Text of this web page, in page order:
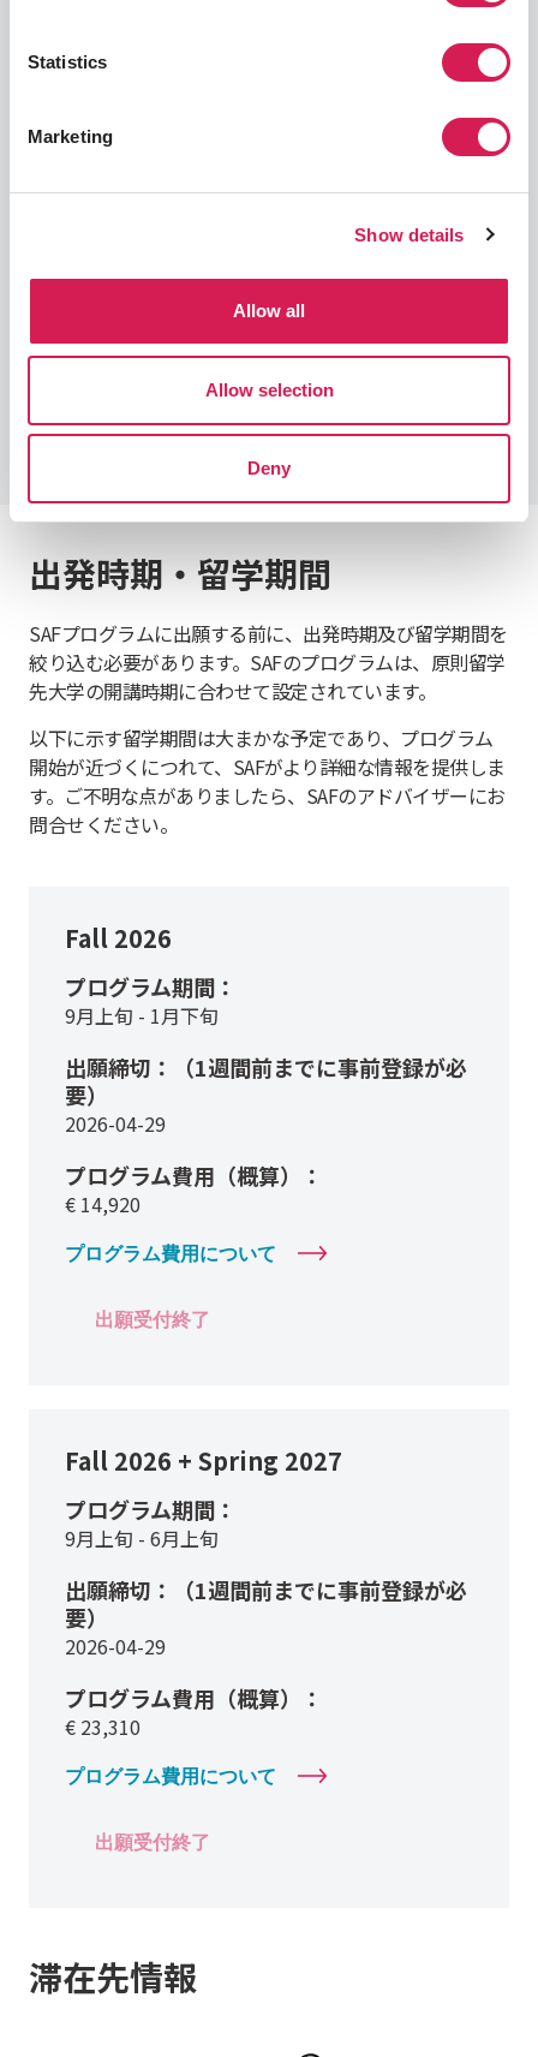
Statistics
Marketing
Show details
Allow all
Allow selection
Deny
部授業履修プログラムに進むには、語学力強化プロ
グラム在籍中の大学が定めた時期までに、学部授業
学力強化プログラム在籍中のレベル及び成績も加味
必要なGPAについて 出願書類（
語学力は問われません。
SAFの語学要件について
出発時期・留学期間
SAFプログラムに出願する前に、出発時期及び留学期間を
絞り込む必要があります。SAFのプログラムは、原則留学
先大学の開講時期に合わせて設定されています。
以下に示す留学期間は大まかな予定であり、プログラム
開始が近づくにつれて、SAFがより詳細な情報を提供しま
す。ご不明な点がありましたら、SAFのアドバイザーにお
問合せください。
Fall 2026
プログラム期間：
9月上旬 - 1月下旬
出願締切：（1週間前までに事前登録が必
要）
2026-04-29
プログラム費用（概算）：
€ 14,920
プログラム費用について
出願受付終了
Fall 2026 + Spring 2027
プログラム期間：
9月上旬 - 6月上旬
出願締切：（1週間前までに事前登録が必
要）
2026-04-29
プログラム費用（概算）：
€ 23,310
プログラム費用について
出願受付終了
滞在先情報